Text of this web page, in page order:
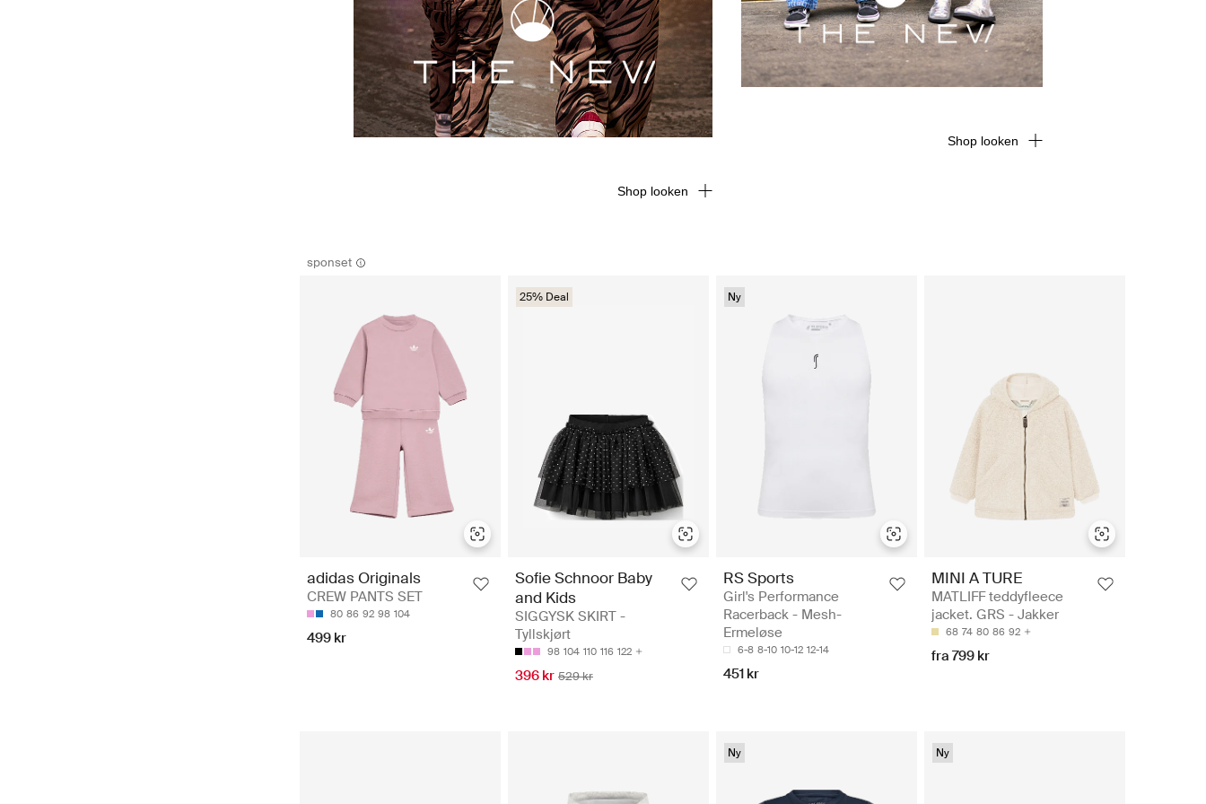
sponset
adidas Originals
CREW PANTS SET
80 86 92 98 104
499 kr
25% Deal
Sofie Schnoor Baby
and Kids
SIGGYSK SKIRT -
Tyllskjørt
98 104 110 116 122
396 kr 529 kr
Ny
RS Sports
Girl's Performance
Racerback - Mesh-
Ermeløse
6-8 8-10 10-12 12-14
451 kr
MINI A TURE
MATLIFF teddyfleece
jacket. GRS - Jakker
68 74 80 86 92
fra 799 kr
Ny Ny
Shop looken
Shop looken